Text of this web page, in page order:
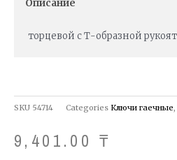
Описание
торцевой с Т-образной
SKU 54714 Categories Ключи гаечные,
9,401.00 ₸